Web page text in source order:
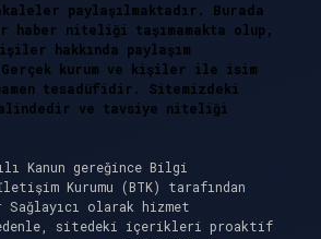
paylaşılmaktadır. Burada
niteliği taşımamakta olup,
hakkında paylaşım
Gerçek kurum ve kişiler ile isim
tesadüfidir. Sitemizdeki
ve tavsiye niteliği
Kanun gereğince Bilgi
Kurumu (BTK) tarafından
Sağlayıcı olarak hizmet
sitedeki içerikleri proaktif